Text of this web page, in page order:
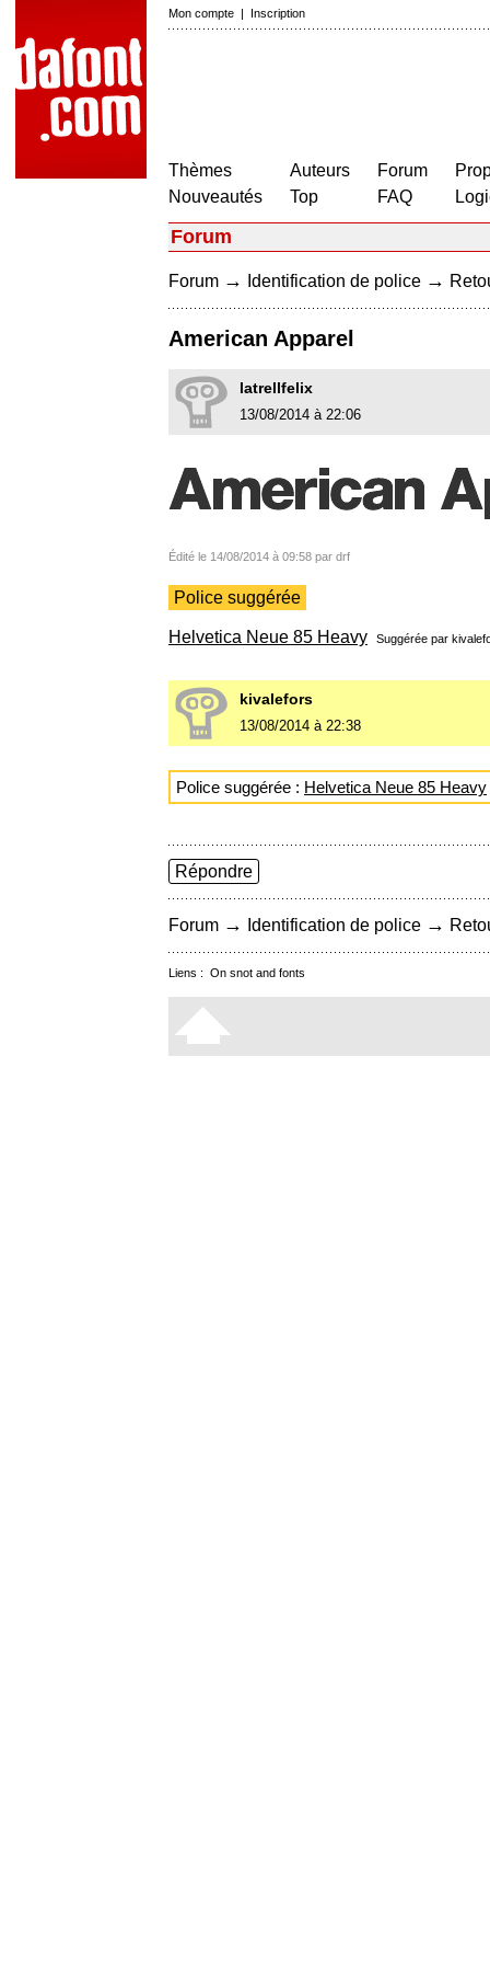
Mon compte | Inscription
Thèmes
Nouveautés
Auteurs
Top
Forum
FAQ
Forum
Forum → Identification de police →
American Apparel
latrellfelix
13/08/2014 à 22:06
Édité le 14/08/2014 à 09:58 par drf
Police suggérée
Helvetica Neue 85 Heavy Suggérée par
kivalefors
13/08/2014 à 22:38
Police suggérée : Helvetica Neue 85 Heavy
Répondre
Forum → Identification de police →
Liens : On snot and fonts